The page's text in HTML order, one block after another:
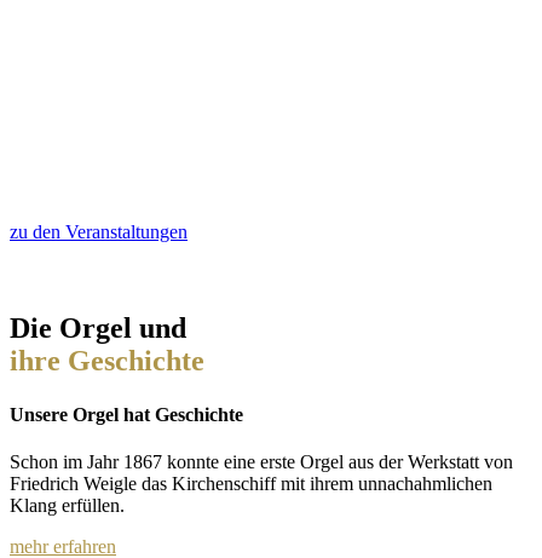
zu den Veranstaltungen
Die Orgel und
ihre Geschichte
Unsere Orgel hat Geschichte
Schon im Jahr 1867 konnte eine erste Orgel aus der Werkstatt von
Friedrich Weigle das Kirchenschiff mit ihrem unnachahmlichen
Klang erfüllen.
mehr erfahren